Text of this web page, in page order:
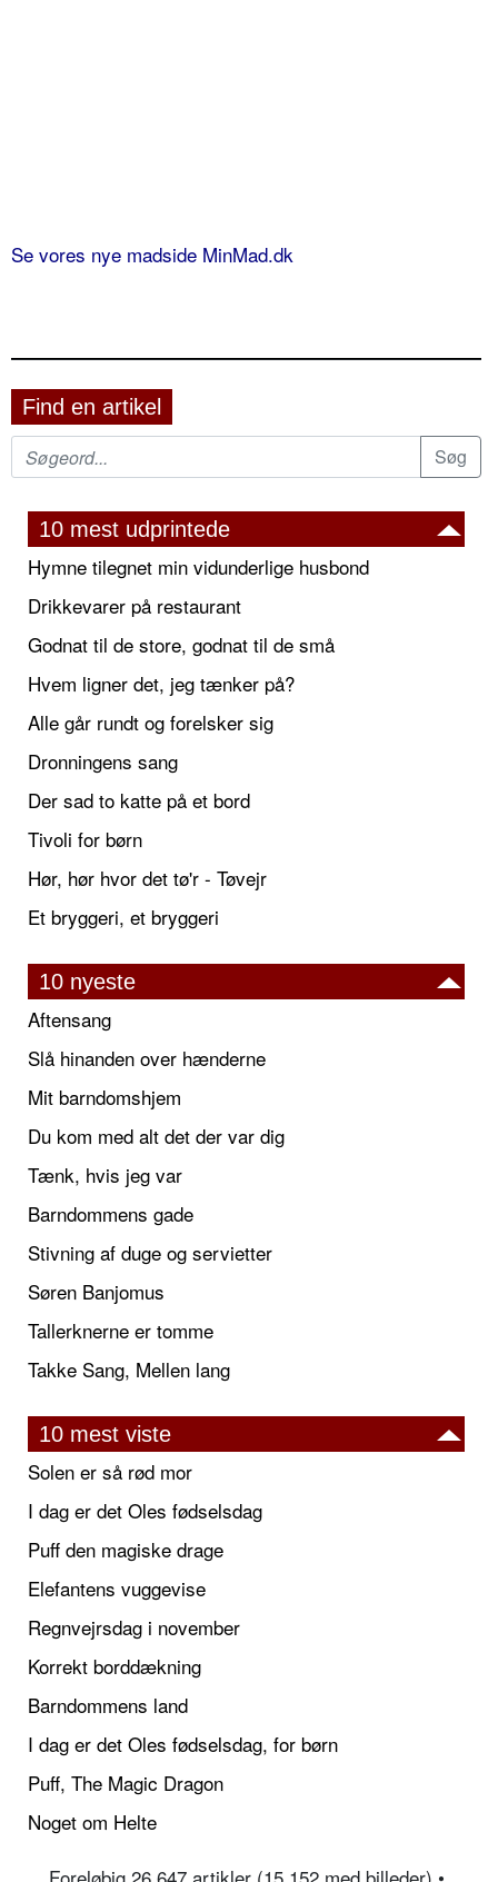
Se vores nye madside MinMad.dk
Find en artikel
10 mest udprintede
Hymne tilegnet min vidunderlige husbond
Drikkevarer på restaurant
Godnat til de store, godnat til de små
Hvem ligner det, jeg tænker på?
Alle går rundt og forelsker sig
Dronningens sang
Der sad to katte på et bord
Tivoli for børn
Hør, hør hvor det tø'r - Tøvejr
Et bryggeri, et bryggeri
10 nyeste
Aftensang
Slå hinanden over hænderne
Mit barndomshjem
Du kom med alt det der var dig
Tænk, hvis jeg var
Barndommens gade
Stivning af duge og servietter
Søren Banjomus
Tallerknerne er tomme
Takke Sang, Mellen lang
10 mest viste
Solen er så rød mor
I dag er det Oles fødselsdag
Puff den magiske drage
Elefantens vuggevise
Regnvejrsdag i november
Korrekt borddækning
Barndommens land
I dag er det Oles fødselsdag, for børn
Puff, The Magic Dragon
Noget om Helte